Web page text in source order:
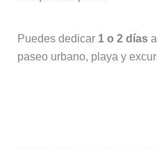
Puedes dedicar 1 o 2 díasa
paseo urbano, playa y